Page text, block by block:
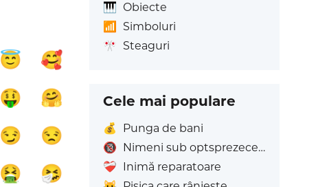
😇
🥰
🤑
🤗
😏
😒
🤮
🤧
🎹 Obiecte
📶
Simboluri
🎌 Steaguri
Cele mai populare
💰
Punga de bani
🔞 Nimeni sub optsprezece ani
❤️‍🩹 Inimă reparatoare